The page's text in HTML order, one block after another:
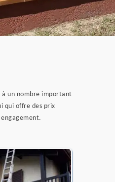
à un nombre important
qui offre des prix